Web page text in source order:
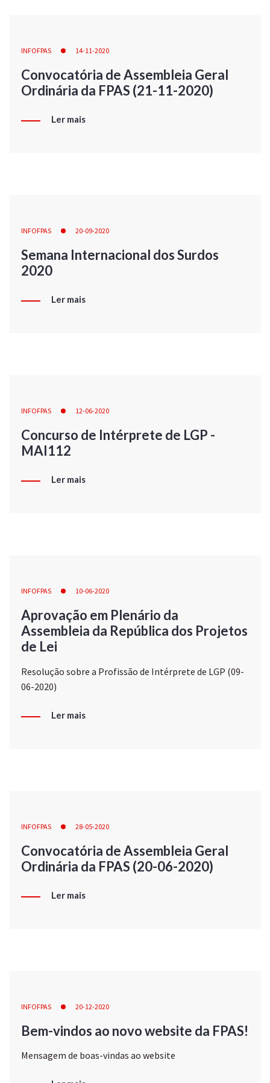
INFOFPAS 14-11-2020
Convocatória de Assembleia Geral
Ordinária da FPAS (21-11-2020)
Ler mais
INFOFPAS 20-09-2020
Semana Internacional dos Surdos
2020
Ler mais
INFOFPAS 12-06-2020
Concurso de Intérprete de LGP -
MAI112
Ler mais
INFOFPAS 10-06-2020
Aprovação em Plenário da
Assembleia da República dos Projetos
de Lei
Resolução sobre a Profissão de Intérprete de LGP (09-
06-2020)
Ler mais
INFOFPAS 28-05-2020
Convocatória de Assembleia Geral
Ordinária da FPAS (20-06-2020)
Ler mais
INFOFPAS 20-12-2020
Bem-vindos ao novo website da FPAS!
Mensagem de boas-vindas ao website